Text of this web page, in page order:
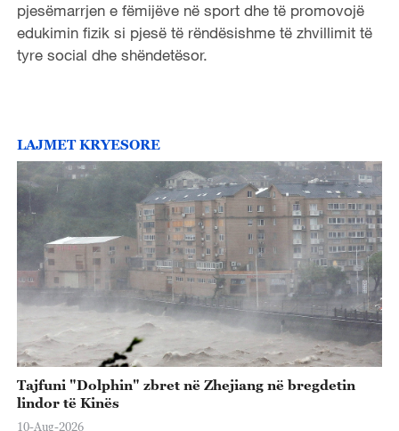
pjesëmarrjen e fëmijëve në sport dhe të promovojë
edukimin fizik si pjesë të rëndësishme të zhvillimit të
tyre social dhe shëndetësor.
LAJMET KRYESORE
Tajfuni "Dolphin" zbret në Zhejiang në bregdetin
lindor të Kinës
10-Aug-2026